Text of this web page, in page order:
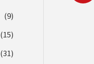
(9)
(15)
(31)